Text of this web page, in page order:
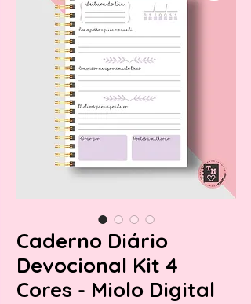
Caderno Diário
Devocional Kit 4
Cores - Miolo Digital